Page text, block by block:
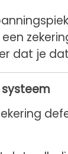
dat je